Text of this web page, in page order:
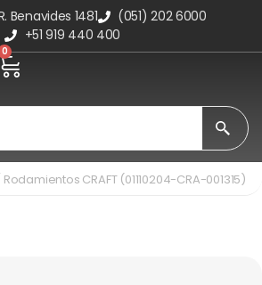
Benavides 1481
(051) 202 6000
+51 919 440 400
0
Rodamientos CRAFT (01110204-CRA-001315)